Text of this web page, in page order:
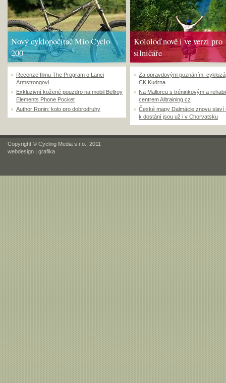
Nový cyklopočítač Mio Cyclo
200
Recenze filmu The Program o Lanci
Armstrongovi
Exkluzivní kožené pouzdro na mobil Bellroy
Elements Phone Pocket
Author Ronin: kolo pro dobrodruhy
Kololoď nově i ve verzi pro
silničáře
Za opravdovým poznáním:
CK Kudrna
Na Mallorcu s tréninkovým a
centrem Alltraining.cz
České mapy Dalmácie znovu slaví
k dostání jsou už i v Chorvatsku
Copyright © Cycling Media s.r.o., 2011
webdesign | grafika